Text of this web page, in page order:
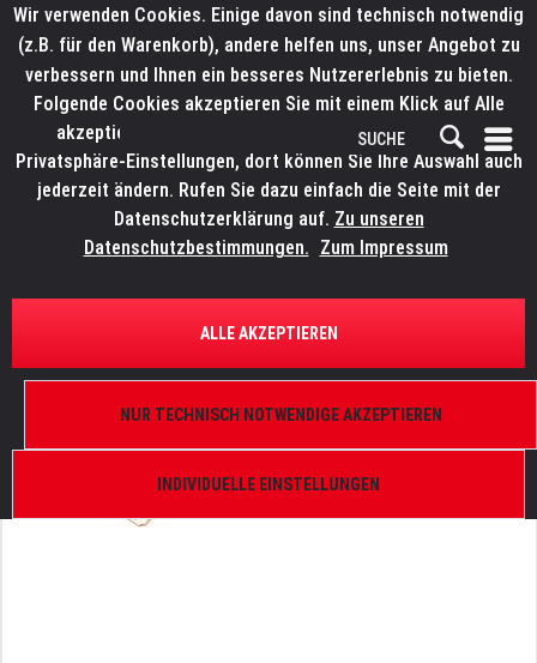
ÜBERSICHT ERSATZTEILE
ELATION 9900010758
Wir verwenden Cookies. Einige davon sind technisch notwendig
(z.B. für den Warenkorb), andere helfen uns, unser Angebot zu
verbessern und Ihnen ein besseres Nutzererlebnis zu bieten.
Folgende Cookies akzeptieren Sie mit einem Klick auf Alle
akzeptieren. Weitere Informationen finden Sie in den
Privatsphäre-Einstellungen, dort können Sie Ihre Auswahl auch
jederzeit ändern. Rufen Sie dazu einfach die Seite mit der
Datenschutzerklärung auf. Zu unseren
Datenschutzbestimmungen. Zum Impressum
INDIVIDUELLE EINSTELLUNGEN
NUR TECHNISCH NOTWENDIGE AKZEPTIEREN
ALLE AKZEPTIEREN